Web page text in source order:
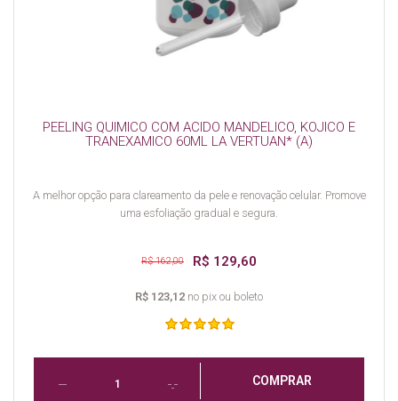
PEELING QUIMICO COM ACIDO MANDELICO, KOJICO E
TRANEXAMICO 60ML LA VERTUAN* (A)
A melhor opção para clareamento da pele e renovação celular. Promove
uma esfoliação gradual e segura.
R$ 129,60
R$ 162,00
R$ 123,12 no pix ou boleto
COMPRAR